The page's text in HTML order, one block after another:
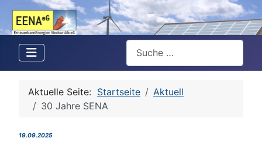
Suchen
Aktuelle Seite: Startseite
Aktuell
30 Jahre SENA
19.09.2025